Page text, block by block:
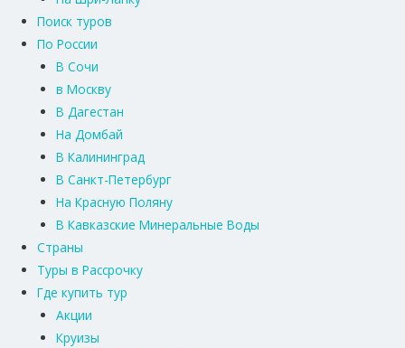
Поиск туров
По России
В Сочи
в Москву
В Дагестан
На Домбай
В Калининград
В Санкт-Петербург
На Красную Поляну
В Кавказские Минеральные Воды
Страны
Туры в Рассрочку
Где купить тур
Акции
Круизы